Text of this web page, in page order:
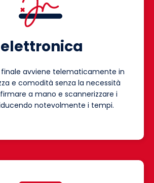
avviene telematicamente in
e comodità senza la necessità
a mano e scannerizzare i
notevolmente i tempi.